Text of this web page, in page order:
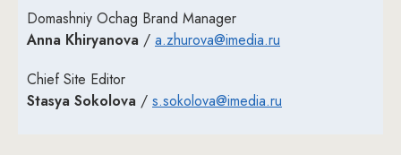
Domashniy Ochag Brand Manager
Anna Khiryanova / a.zhurova@imedia.ru
Chief Site Editor
Stasya Sokolova / s.sokolova@imedia.ru